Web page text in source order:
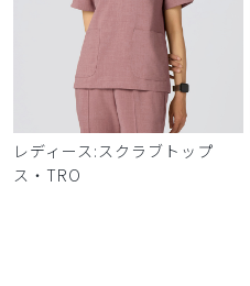
レディース:スクラブトップ
ス・TRO